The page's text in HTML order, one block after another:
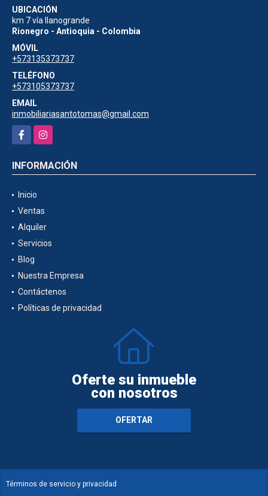
UBICACIÓN
km 7 vía llanogrande
Rionegro - Antioquia - Colombia
MÓVIL
+573135373737
TELÉFONO
+573105373737
EMAIL
inmobiliariasantotomas@gmail.com
FacebookInstagram
INFORMACIÓN
Inicio
Ventas
Alquiler
Servicios
Blog
Nuestra Empresa
Contáctenos
Políticas de privacidad
Oferte su inmueble
con nosotros
OFERTAR
Términos de servicio y privacidad